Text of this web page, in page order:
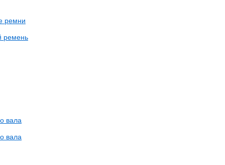
ремни
ремень
вала
вала